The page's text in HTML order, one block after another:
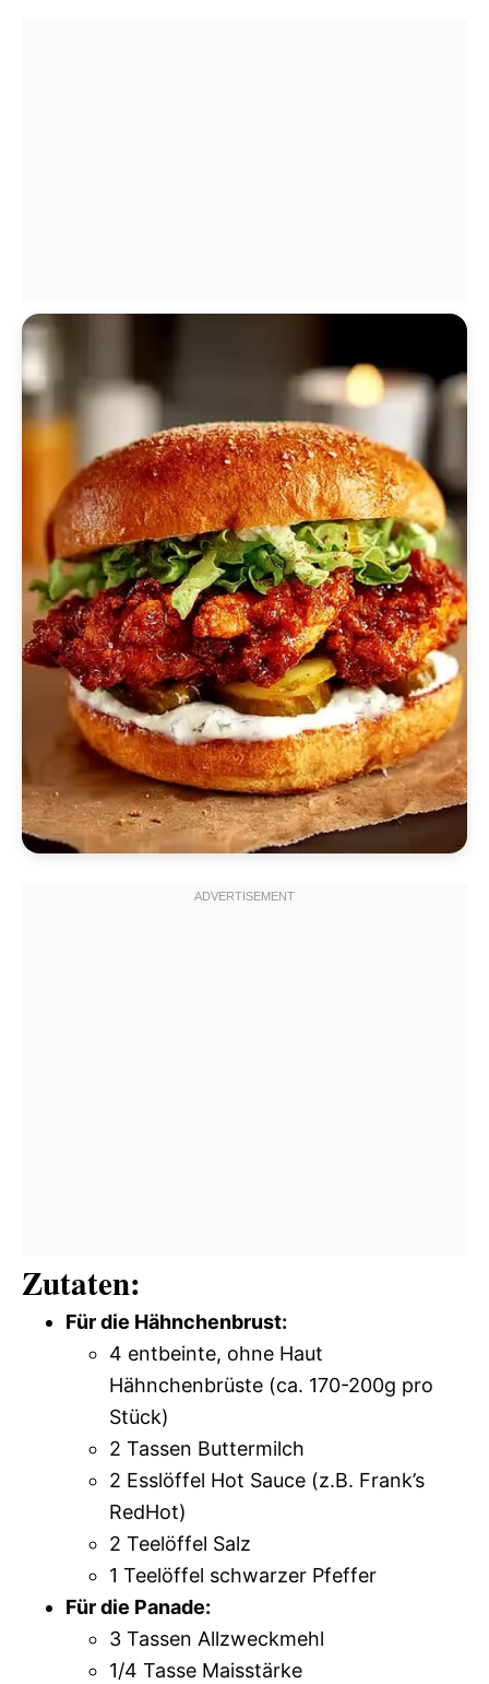
Zutaten:
Für die Hähnchenbrust:
4 entbeinte, ohne Haut
Hähnchenbrüste (ca. 170-200g pro
Stück)
2 Tassen Buttermilch
2 Esslöffel Hot Sauce (z.B. Frank’s
RedHot)
2 Teelöffel Salz
1 Teelöffel schwarzer Pfeffer
Für die Panade:
3 Tassen Allzweckmehl
1/4 Tasse Maisstärke